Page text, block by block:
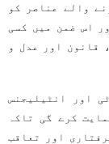
والے عناصر کو
اس ضمن میں کسی
قانون اور عدل و
اور انٹیلیجنس
کرے گی تاکہ
اور تعاقب